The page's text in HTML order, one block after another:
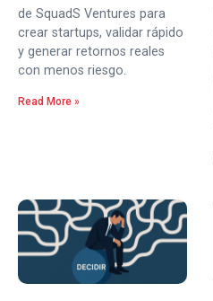
de SquadS Ventures para
crear startups, validar rápido
y generar retornos reales
con menos riesgo.
Read More »